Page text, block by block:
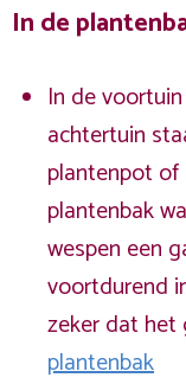
In de
In de
achtertuin
plantenpot of
plantenbak
wespen een
voortdurend
zeker dat het
plantenbak